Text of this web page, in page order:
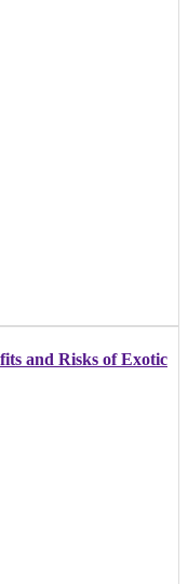
and Risks of Exotic